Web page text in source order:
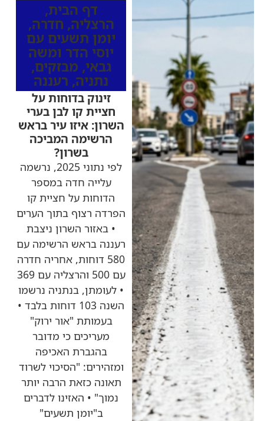
דף הבית,
הרצליה, חדרה,
יומן תשעים עם
יוסי הדר ומשה
גבאי, מבזקים,
נתניה, רעננה
זינוק בדוחות על
חציית קו לבן בערי
השרון: איזו עיר בראש
הרשימה המביכה
בשרון?
לפי נתוני 2025, נרשמה
עלייה חדה במספר
הדוחות על חציית קו
הפרדה רצוף בתוך הערים
• באזור השרון ניצבת
רעננה בראש הרשימה עם
580 דוחות, אחריה חדרה
עם 500 והרצליה עם 369
• לעומתן, בנתניה נרשמו
השנה 103 דוחות בלבד •
בעמותת "אור ירוק"
מעריכים כי מדובר
בהגברת האכיפה
ומזהירים: "הסיכוי לשרוד
תאונה כזאת הרבה יותר
נמוך" • האזינו לדברים
ב"יומן תשעים"